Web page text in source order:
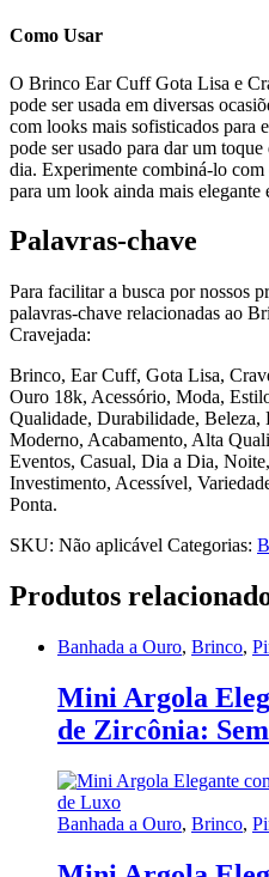
Como Usar
O Brinco Ear Cuff Gota Lisa e
pode ser usada em diversas
com looks mais sofisticados para
pode ser usado para dar um
dia. Experimente combiná-lo
para um look ainda mais elegante
Palavras-chave
Para facilitar a busca por nossos
palavras-chave relacionadas ao
Cravejada:
Brinco, Ear Cuff, Gota Lisa,
Ouro 18k, Acessório, Moda,
Qualidade, Durabilidade, Beleza,
Moderno, Acabamento, Alta
Eventos, Casual, Dia a Dia,
Investimento, Acessível,
Ponta.
SKU: Não aplicável Categorias:
Produtos
Banhada a Ouro, Brinco,
Mini Argola
de Zircônia:
Banhada a Ouro, Brinco,